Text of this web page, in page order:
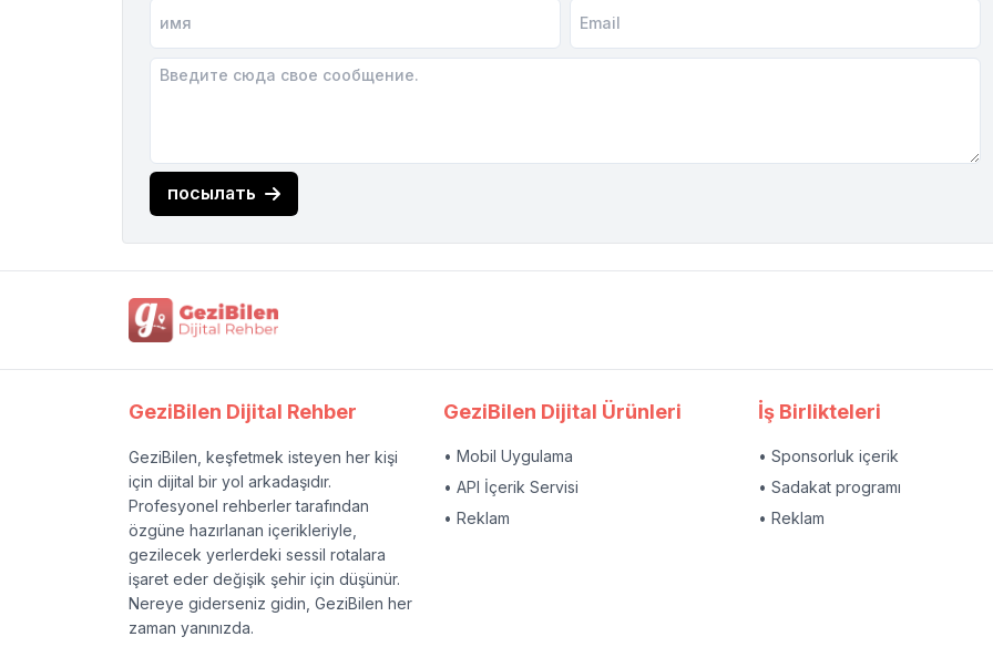
посылать
GeziBilen Dijital Rehber
GeziBilen, keşfetmek isteyen her kişi
için dijital bir yol arkadaşıdır.
Profesyonel rehberler tarafından
özgüne hazırlanan içerikleriyle,
gezilecek yerlerdeki sessil rotalara
işaret eder değişik şehir için düşünür.
Nereye giderseniz gidin, GeziBilen her
zaman yanınızda.
GeziBilen Dijital Ürünleri
• Mobil Uygulama
• API İçerik Servisi
• Reklam
İş Birlikteleri
• Sponsorluk içerik
• Sadakat programı
• Reklam